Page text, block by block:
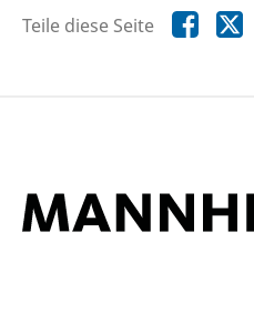
Teile diese Seite Teile
diese